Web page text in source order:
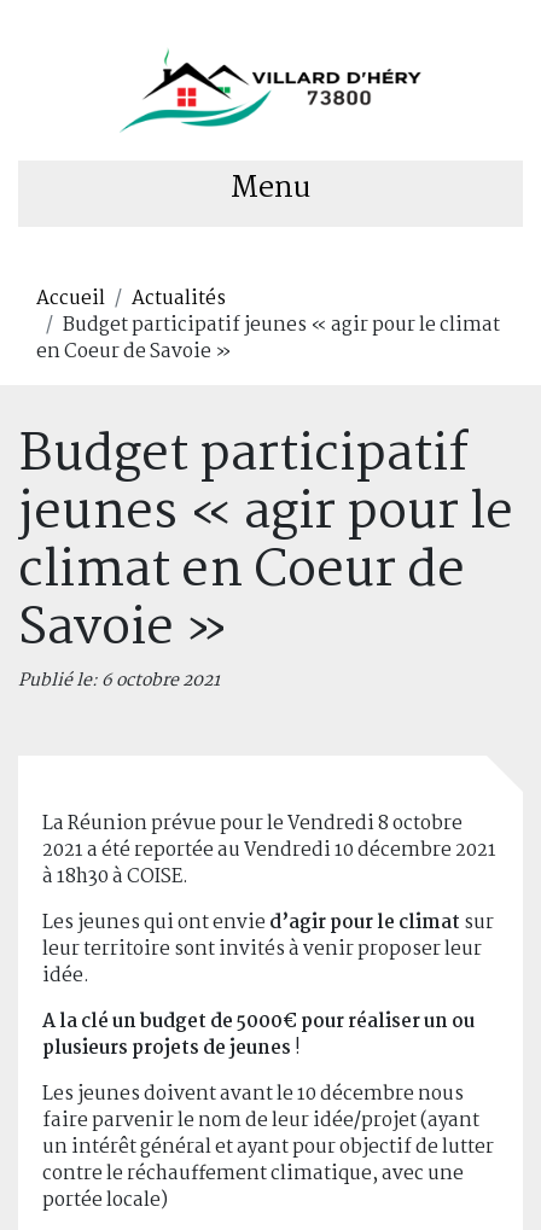
Menu
Accueil
Actualités
Budget participatif jeunes « agir pour le climat
en Coeur de Savoie »
Budget participatif
jeunes « agir pour le
climat en Coeur de
Savoie »
Publié le: 6 octobre 2021
La Réunion prévue pour le Vendredi 8 octobre
2021 a été reportée au Vendredi 10 décembre 2021
à 18h30 à COISE.
Les jeunes qui ont envie d’agir pour le climat sur
leur territoire sont invités à venir proposer leur
idée.
A la clé un budget de 5000€ pour réaliser un ou
plusieurs projets de jeunes !
Les jeunes doivent avant le 10 décembre nous
faire parvenir le nom de leur idée/projet (ayant
un intérêt général et ayant pour objectif de lutter
contre le réchauffement climatique, avec une
portée locale)